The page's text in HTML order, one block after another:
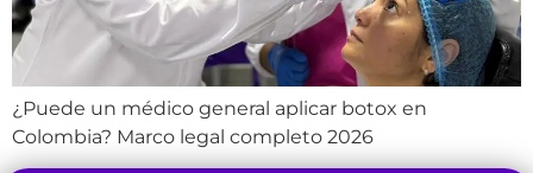
¿Puede un médico general aplicar botox en
Colombia? Marco legal completo 2026